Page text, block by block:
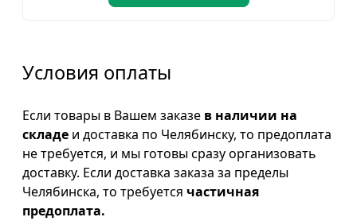
Условия оплаты
Если товары в Вашем заказе в наличии на
складе и доставка по Челябинску, то предоплата
не требуется, и мы готовы сразу организовать
доставку. Если доставка заказа за пределы
Челябинска, то требуется частичная
предоплата.